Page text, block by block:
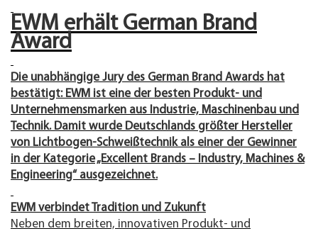
EWM erhält German Brand
Award
Die unabhängige Jury des German Brand Awards hat
bestätigt: EWM ist eine der besten Produkt- und
Unternehmensmarken aus Industrie, Maschinenbau und
Technik. Damit wurde Deutschlands größter Hersteller
von Lichtbogen-Schweißtechnik als einer der Gewinner
in der Kategorie „Excellent Brands – Industry, Machines &
Engineering“ ausgezeichnet.
EWM verbindet Tradition und Zukunft
Neben dem breiten, innovativen Produkt- und